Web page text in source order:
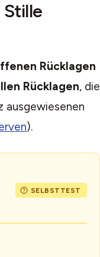
Rücklagen
Rücklagen, die
ausgewiesenen
).